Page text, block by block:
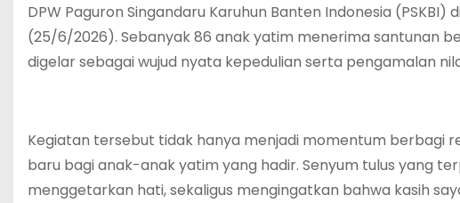
DPW Paguron Singandaru Karuhun Banten Indonesia (PSKBI)
(25/6/2026). Sebanyak 86 anak yatim menerima santunan
digelar sebagai wujud nyata kepedulian serta pengamalan
Kegiatan tersebut tidak hanya menjadi momentum berbagi
baru bagi anak-anak yatim yang hadir. Senyum tulus yang
menggetarkan hati, sekaligus mengingatkan bahwa kasih